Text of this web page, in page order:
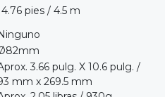
pies / 4.5 m
3.66 pulg. X 10.6 pulg. /
mm x 269.5 mm